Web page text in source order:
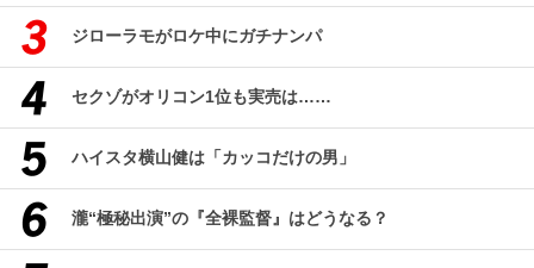
ジローラモがロケ中にガチナンパ
セクゾがオリコン1位も実売は……
ハイスタ横山健は「カッコだけの男」
瀧“極秘出演”の『全裸監督』はどうなる？